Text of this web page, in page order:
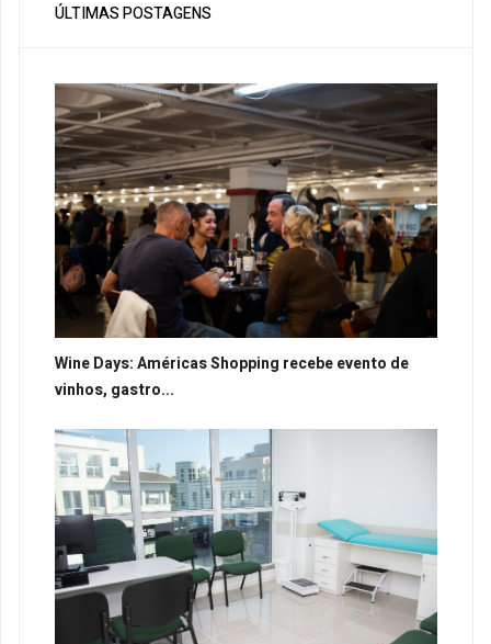
ÚLTIMAS POSTAGENS
Wine Days: Américas Shopping recebe evento de
vinhos, gastro...